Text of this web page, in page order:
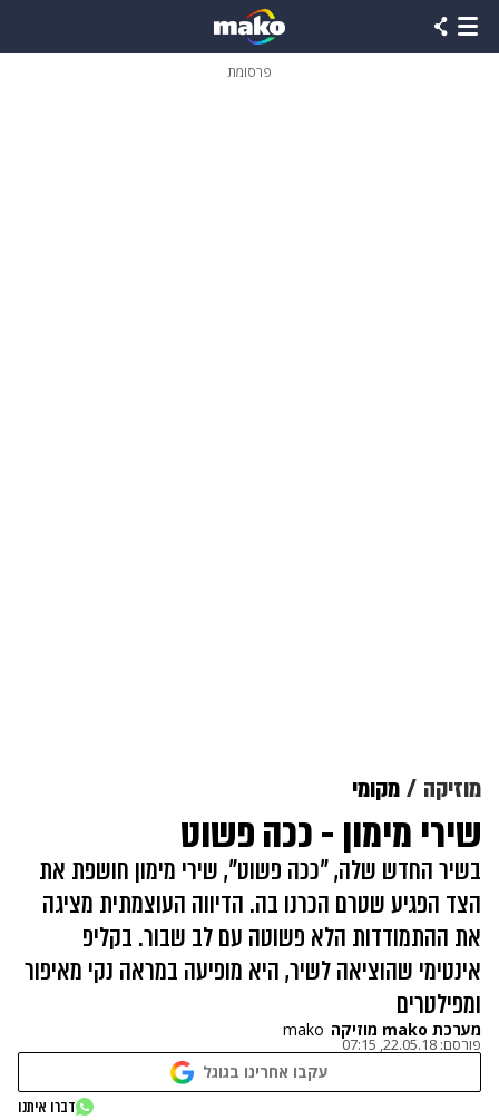
פרסומת
מוזיקה מקומי
שירי מימון - ככה פשוט
בשיר החדש שלה, "ככה פשוט", שירי מימון חושפת את
הצד הפגיע שטרם הכרנו בה. הדיווה העוצמתית מציגה
את ההתמודדות הלא פשוטה עם לב שבור. בקליפ
אינטימי שהוציאה לשיר, היא מופיעה במראה נקי מאיפור
ומפילטרים
מערכת mako מוזיקה mako
פורסם: 22.05.18, 07:15
עקבו אחרינו בגוגל
נתקלנו בבעיה
דברו איתנו